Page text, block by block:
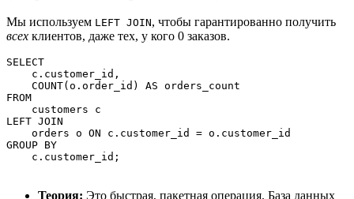
Мы используем LEFT JOIN, чтобы гарантированно получить
всех клиентов, даже тех, у кого 0 заказов.
SELECT
    c.customer_id,
    COUNT(o.order_id) AS orders_count
FROM
    customers c
LEFT JOIN
    orders o ON c.customer_id = o.customer_id
GROUP BY
Теория: Это быстрая, пакетная операция. База данных